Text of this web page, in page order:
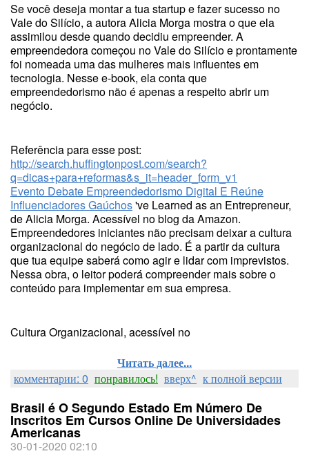
Se você deseja montar a tua startup e fazer sucesso no
Vale do Silício, a autora Alicia Morga mostra o que ela
assimilou desde quando decidiu empreender. A
empreendedora começou no Vale do Silício e prontamente
foi nomeada uma das mulheres mais influentes em
tecnologia. Nesse e-book, ela conta que
empreendedorismo não é apenas a respeito abrir um
negócio.
Referência para esse post:
http://search.huffingtonpost.com/search?
q=dicas+para+reformas&s_it=header_form_v1
Evento Debate Empreendedorismo Digital E Reúne
Influenciadores Gaúchos've Learned as an Entrepreneur,
de Alicia Morga. Acessível no blog da Amazon.
Empreendedores iniciantes não precisam deixar a cultura
organizacional do negócio de lado. É a partir da cultura
que tua equipe saberá como agir e lidar com imprevistos.
Nessa obra, o leitor poderá compreender mais sobre o
conteúdo para implementar em sua empresa.
Cultura Organizacional, acessível no
Читать далее...
комментарии: 0 понравилось! вверх^ к полной версии
Brasil é O Segundo Estado Em Número De
Inscritos Em Cursos Online De Universidades
Americanas
30-01-2020 02:10